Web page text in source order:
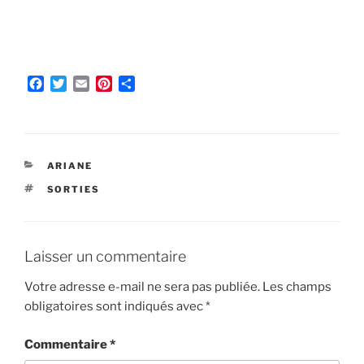
o
k
e
CATÉGORIES
ARIANE
ÉTIQUETTES
SORTIES
Laisser un commentaire
Votre adresse e-mail ne sera pas publiée. Les champs
obligatoires sont indiqués avec*
Commentaire*